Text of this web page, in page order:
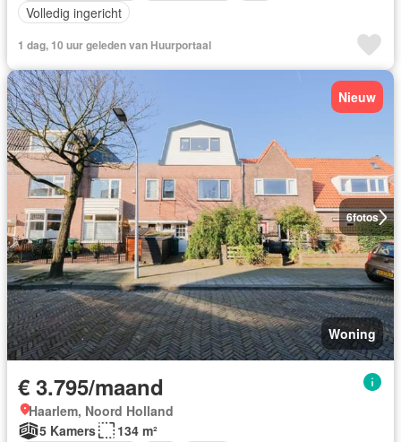
Volledig ingericht
1 dag, 10 uur geleden van Huurportaal
6fotos
Nieuw
Woning
€ 3.795/maand
Haarlem, Noord Holland
5 Kamers
134 m²